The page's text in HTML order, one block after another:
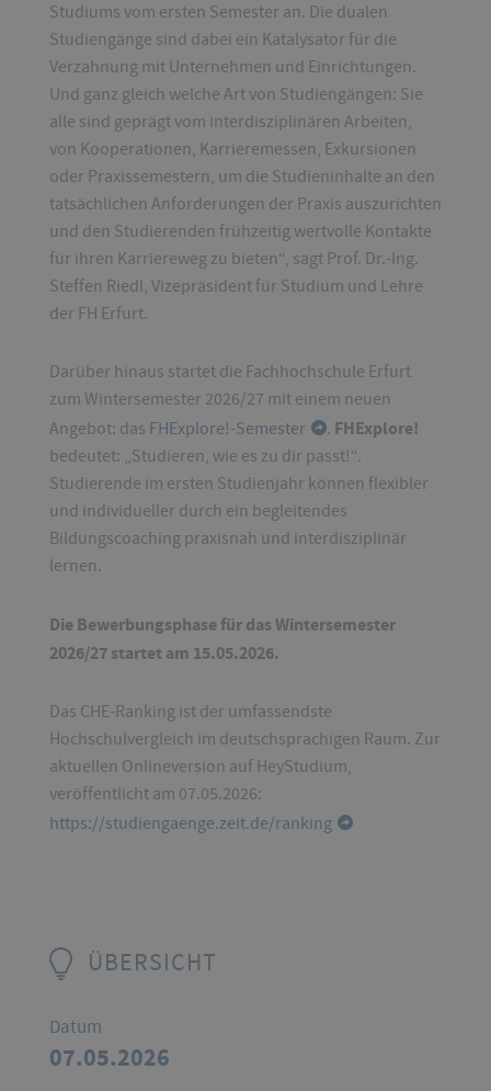
Studiums vom ersten Semester an. Die dualen
Studiengänge sind dabei ein Katalysator für die
Verzahnung mit Unternehmen und Einrichtungen.
Und ganz gleich welche Art von Studiengängen: Sie
alle sind geprägt vom interdisziplinären Arbeiten,
von Kooperationen, Karrieremessen, Exkursionen
oder Praxissemestern, um die Studieninhalte an den
tatsächlichen Anforderungen der Praxis auszurichten
und den Studierenden frühzeitig wertvolle Kontakte
für ihren Karriereweg zu bieten“, sagt Prof. Dr.-Ing.
Steffen Riedl, Vizepräsident für Studium und Lehre
der FH Erfurt.
Darüber hinaus startet die Fachhochschule Erfurt
zum Wintersemester 2026/27 mit einem neuen
Angebot: das FHExplore!-Semester . FHExplore!
bedeutet: „Studieren, wie es zu dir passt!“.
Studierende im ersten Studienjahr können flexibler
und individueller durch ein begleitendes
Bildungscoaching praxisnah und interdisziplinär
lernen.
Die Bewerbungsphase für das Wintersemester
2026/27 startet am 15.05.2026.
Das CHE-Ranking ist der umfassendste
Hochschulvergleich im deutschsprachigen Raum. Zur
aktuellen Onlineversion auf HeyStudium,
veröffentlicht am 07.05.2026:
https://studiengaenge.zeit.de/ranking
ÜBERSICHT
Datum
07.05.2026